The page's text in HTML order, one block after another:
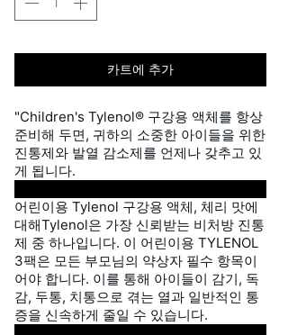
카트에 추가
"Children's Tylenol® 구강용 액체를 항상
준비해 두면, 귀하의 소중한 아이들을 위한
진통제와 발열 감소제를 언제나 갖추고 있
게 됩니다.
어린이용 Tylenol 구강용 액체, 체리 맛에
대해Tylenol은 가장 신뢰받는 비처방 진통
제 중 하나입니다. 이 어린이용 TYLENOL
3팩은 모든 부모님의 약상자 필수 항목이
어야 합니다. 이를 통해 아이들이 감기, 독
감, 두통, 치통으로 겪는 열과 일반적인 통
증을 신속하게 줄일 수 있습니다.